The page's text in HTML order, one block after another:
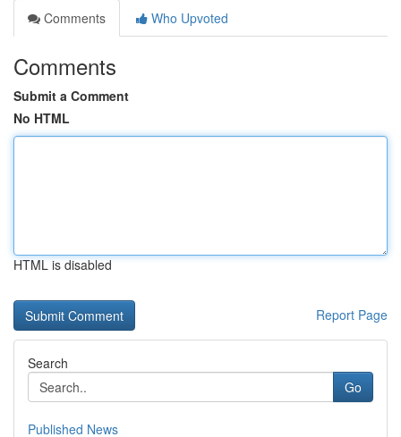
Comments
Who Upvoted
Comments
Submit a Comment
No HTML
HTML is disabled
Report Page
Search
Go
Published News